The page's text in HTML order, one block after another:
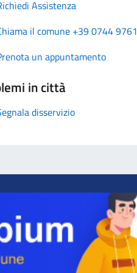
Assistenza
il comune +39 0744 9761
un appuntamento
in città
disservizio